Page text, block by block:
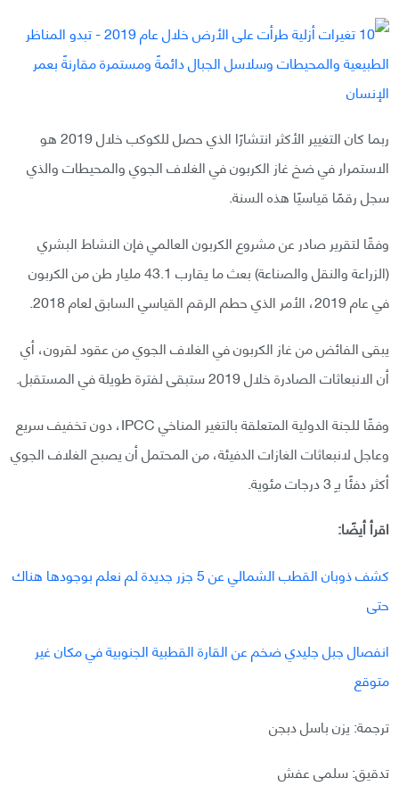
ربما كان التغيير الأكثر انتشارًا الذي حصل للكوكب خلال 2019 هو
الاستمرار في ضخ غاز الكربون في الغلاف الجوي والمحيطات والذي
سجل رقمًا قياسيًا هذه السنة.
وفقًا لتقرير صادر عن مشروع الكربون العالمي فإن النشاط البشري
(الزراعة والنقل والصناعة) بعث ما يقارب 43.1 مليار طن من الكربون
في عام 2019، الأمر الذي حطم الرقم القياسي السابق لعام 2018.
يبقى الفائض من غاز الكربون في الغلاف الجوي من عقود لقرون، أي
أن الانبعاثات الصادرة خلال 2019 ستبقى لفترة طويلة في المستقبل.
وفقًا للجنة الدولية المتعلقة بالتغير المناخي IPCC، دون تخفيف سريع
وعاجل لانبعاثات الغازات الدفيئة، من المحتمل أن يصبح الغلاف الجوي
أكثر دفئًا بـِ 3 درجات مئوية.
اقرأ أيضًا:
كشف ذوبان القطب الشمالي عن 5 جزر جديدة لم نعلم بوجودها هناك
حتى
انفصال جبل جليدي ضخم عن القارة القطبية الجنوبية في مكان غير
متوقع
ترجمة: يزن باسل دبجن
تدقيق: سلمى عفش